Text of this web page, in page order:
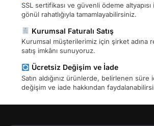
SSL sertifikası ve güvenli ödeme
gönül rahatlığıyla tamamlayabilirsiniz.
Kurumsal Faturalı Satış
Kurumsal müşterilerimiz için şirket adına
satış imkânı sunuyoruz.
Ücretsiz Değişim ve İade
Satın aldığınız ürünlerde, belirlenen
değişim ve iade hakkından